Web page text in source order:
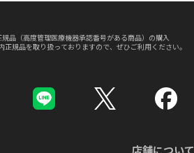
（高度管理医療機器承認番号がある商品）の購入
規品を取り扱っておりますので、ぜひご利用ください。
店舗について